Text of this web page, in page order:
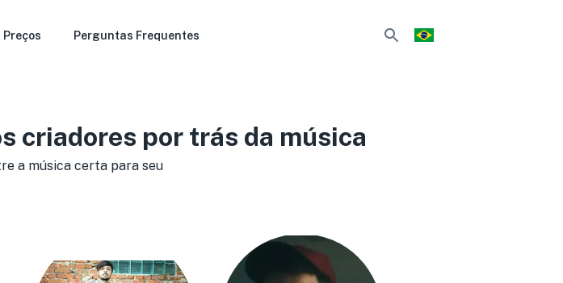
Preços Perguntas Frequentes
criadores por trás da música
a música certa para seu